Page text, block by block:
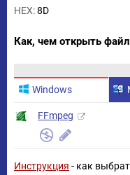
HEX:8D
Как, чем открыть
Windows
FFmpeg
Инструкция - как